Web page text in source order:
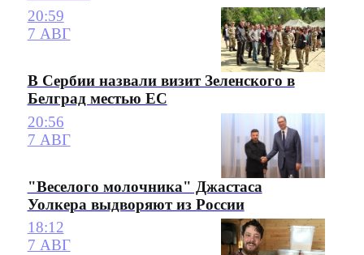
20:59
7 АВГ
В Сербии назвали визит Зеленского в
Белград местью ЕС
20:56
7 АВГ
"Веселого молочника" Джастаса
Уолкера выдворяют из России
18:12
7 АВГ